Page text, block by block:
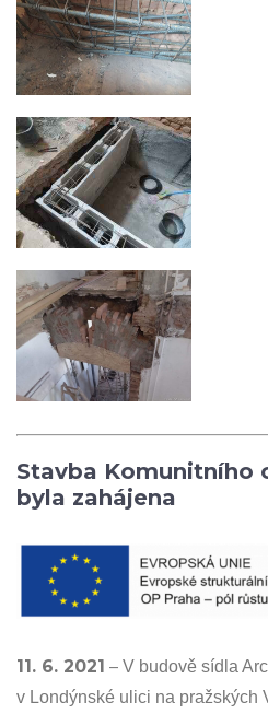
Stavba Komunitního
byla zahájena
11. 6. 2021 – V budově sídla
v Londýnské ulici na pražských